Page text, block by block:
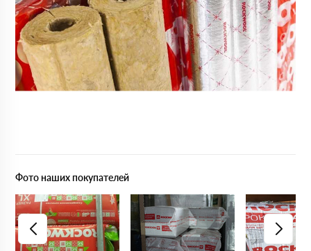
Фото наших покупателей